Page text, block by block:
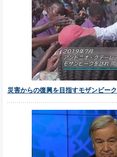
災害からの復興を目指すモザンビーク